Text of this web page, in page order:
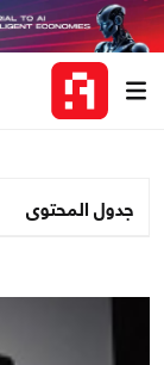
جدول المحتوى